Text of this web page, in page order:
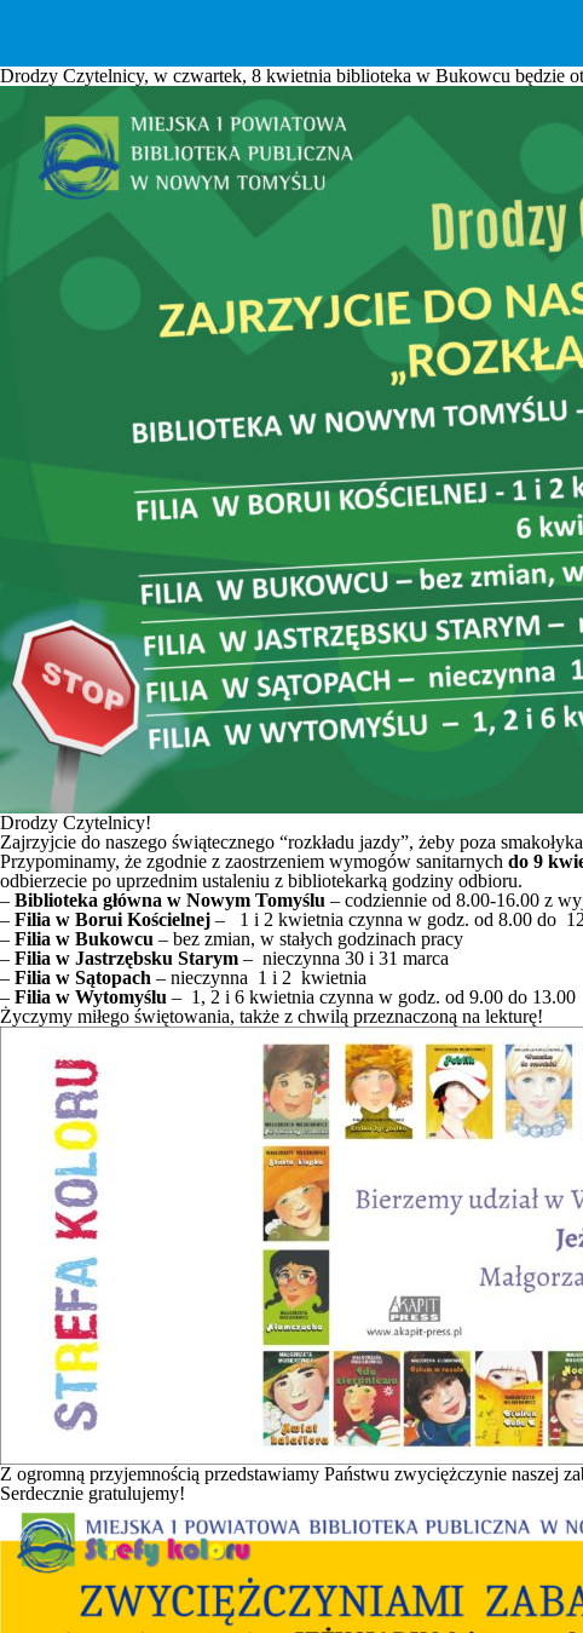
Drodzy Czytelnicy, w czwartek, 8 kwietnia biblioteka w Bukowcu będzie
Drodzy Czytelnicy!
Zajrzyjcie do naszego świątecznego “rozkładu jazdy”, żeby poza
Przypominamy, że zgodnie z zaostrzeniem wymogów sanitarnych do 9
odbierzecie po uprzednim ustaleniu z bibliotekarką godziny odbioru.
– Biblioteka główna w Nowym Tomyślu – codziennie od 8.00-16.00 z
– Filia w Borui Kościelnej – 1 i 2 kwietnia czynna w godz. od 8.00 do
– Filia w Bukowcu – bez zmian, w stałych godzinach pracy
– Filia w Jastrzębsku Starym – nieczynna 30 i 31 marca
– Filia w Sątopach – nieczynna 1 i 2 kwietnia
– Filia w Wytomyślu – 1, 2 i 6 kwietnia czynna w godz. od 9.00 do 13.00
Życzymy miłego świętowania, także z chwilą przeznaczoną na lekturę!
Z ogromną przyjemnością przedstawiamy Państwu zwyciężczynie naszej
Serdecznie gratulujemy!